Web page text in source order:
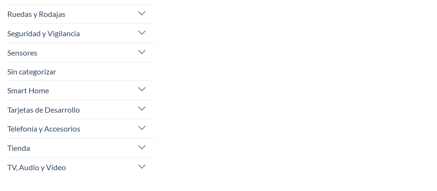
Ruedas y Rodajas
Seguridad y Vigilancia
Sensores
Sin categorizar
Smart Home
Tarjetas de Desarrollo
Telefonia y Accesorios
Tienda
TV, Audio y Video